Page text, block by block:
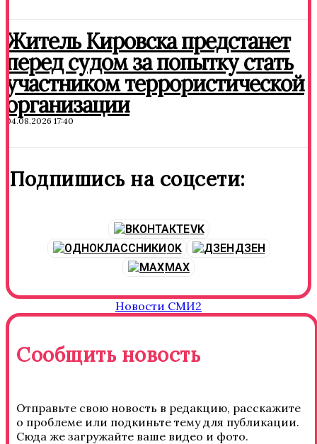
Житель Кировска предстанет
перед судом за попытку стать
участником террористической
организации
04.08.2026 17:40
Подпишись на соцсети:
VK
OK
ДЗЕН
MAX
Новости СМИ2
Сообщить новость
Отправьте свою новость в редакцию, расскажите
о проблеме или подкиньте тему для публикации.
Сюда же загружайте ваше видео и фото.